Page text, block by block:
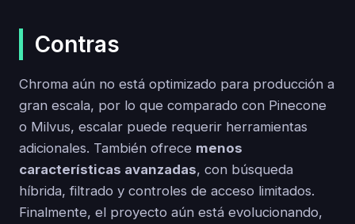
Contras
Chroma aún no está optimizado para producción a
gran escala, por lo que comparado con Pinecone
o Milvus, escalar puede requerir herramientas
adicionales. También ofrece menos
características avanzadas, con búsqueda
híbrida, filtrado y controles de acceso limitados.
Finalmente, el proyecto aún está evolucionando,